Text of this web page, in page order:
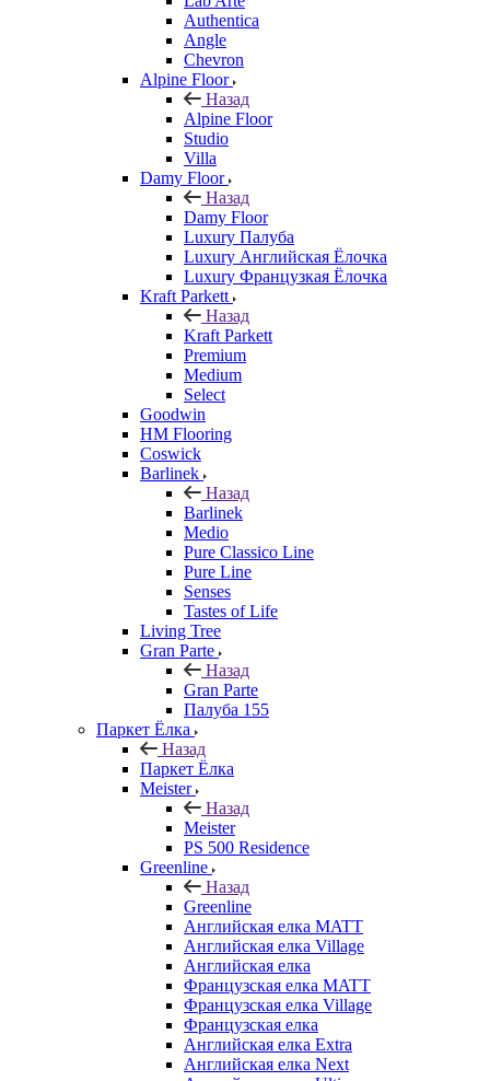
Authentica
Angle
Chevron
Alpine Floor
Назад
Alpine Floor
Studio
Villa
Damy Floor
Назад
Damy Floor
Luxury Палуба
Luxury Английская Ёлочка
Luxury Французкая Ёлочка
Kraft Parkett
Назад
Kraft Parkett
Premium
Medium
Select
Goodwin
HM Flooring
Coswick
Barlinek
Назад
Barlinek
Medio
Pure Classico Line
Pure Line
Senses
Tastes of Life
Living Tree
Gran Parte
Назад
Gran Parte
Палуба 155
Паркет Ёлка
Назад
Паркет Ёлка
Meister
Назад
Meister
PS 500 Residence
Greenline
Назад
Greenline
Английская елка MATT
Английская елка Village
Английская елка
Французская елка MATT
Французская елка Village
Французская елка
Английская елка Extra
Английская елка Next